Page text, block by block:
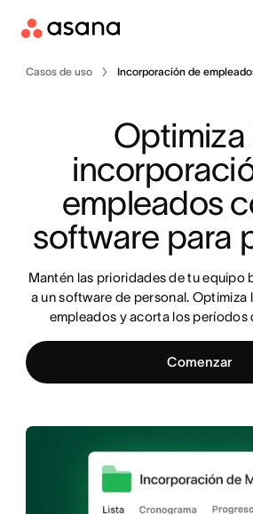
Casos de uso Incorporación de
Optimiza
empleados
software para
Mantén las prioridades de tu equipo
a un software de personal.
empleados y acorta los períodos
Comenzar